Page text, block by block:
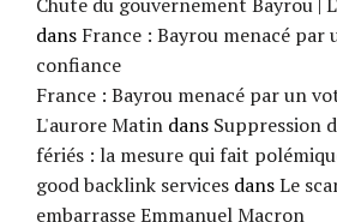
dans France : Bayrou menacé par
confiance
France : Bayrou menacé par un
L'aurore Matin dans Suppression
fériés : la mesure qui fait
good backlink services dansLe
embarrasse Emmanuel Macron